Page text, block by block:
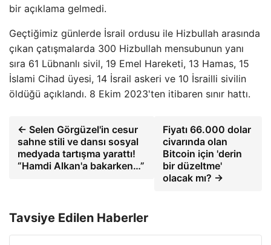
bir açıklama gelmedi.
Geçtiğimiz günlerde İsrail ordusu ile Hizbullah arasında
çıkan çatışmalarda 300 Hizbullah mensubunun yanı
sıra 61 Lübnanlı sivil, 19 Emel Hareketi, 13 Hamas, 15
İslami Cihad üyesi, 14 İsrail askeri ve 10 İsrailli sivilin
öldüğü açıklandı. 8 Ekim 2023'ten itibaren sınır hattı.
← Selen Görgüzel'in cesur
sahne stili ve dansı sosyal
medyada tartışma yarattı!
“Hamdi Alkan'a bakarken…”
Fiyatı 66.000 dolar
civarında olan
Bitcoin için 'derin
bir düzeltme'
olacak mı? →
Tavsiye Edilen Haberler